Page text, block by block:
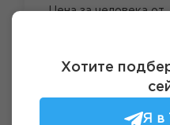
Цена за человека от
Хотите
Я в